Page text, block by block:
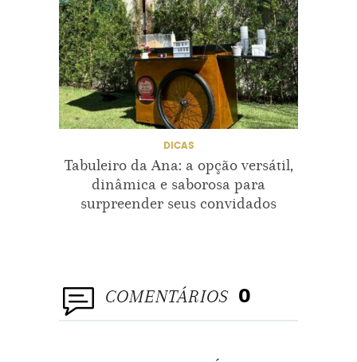
INSPIRAÇÃODEENSAIO15ANOS
LOJADE
LOJADEVESTIDODENOIVAEMSALVADOR
LOJASDEVESTIDODENOIVAEMSALVADOR
MODELODEVESTIDODENOIVA
MODELOSDEVESTIDODENOIVA
DICAS
Tabuleiro da Ana: a opção versátil,
dinâmica e saborosa para
surpreender seus convidados
COMENTÁRIOS 0